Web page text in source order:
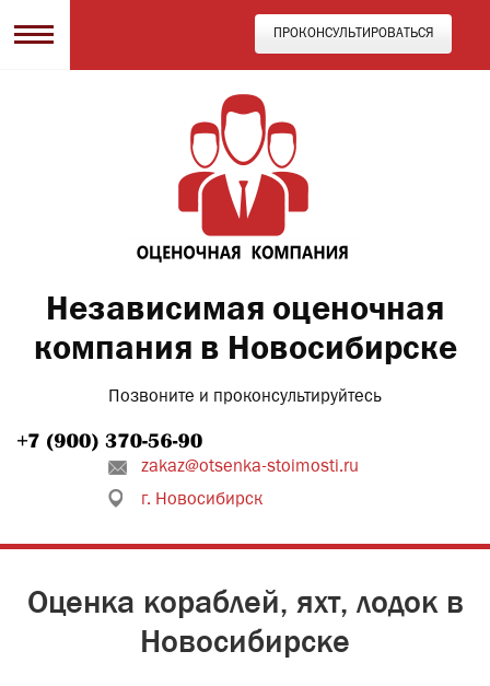
ПРОКОНСУЛЬТИРОВАТЬСЯ
Независимая оценочная
компания в Новосибирске
Позвоните и проконсультируйтесь
zakaz@otsenka-stoimosti.ru
г. Новосибирск
Оценка кораблей, яхт, лодок в
Новосибирске